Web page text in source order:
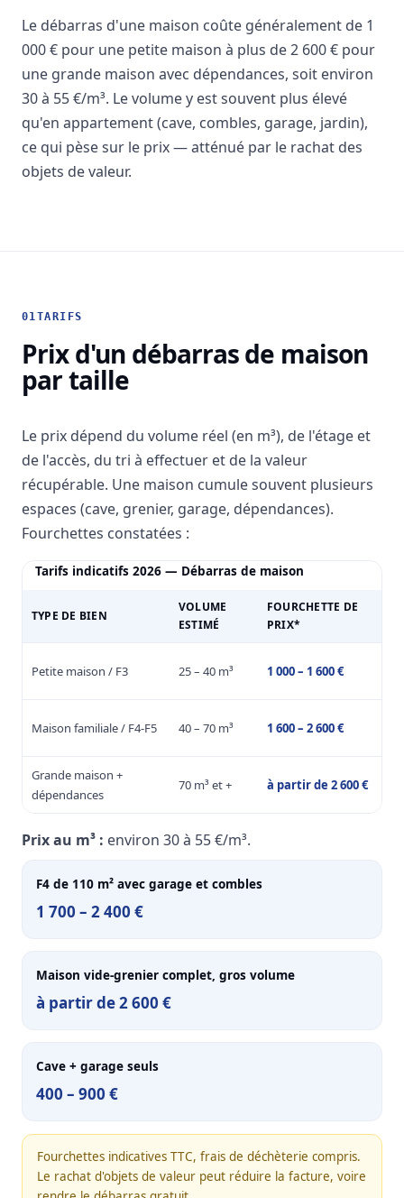
Le débarras d'une maison coûte généralement de 1
000 € pour une petite maison à plus de 2 600 € pour
une grande maison avec dépendances, soit environ
30 à 55 €/m³. Le volume y est souvent plus élevé
qu'en appartement (cave, combles, garage, jardin),
ce qui pèse sur le prix — atténué par le rachat des
objets de valeur.
01TARIFS
Prix d'un débarras de maison
par taille
Le prix dépend du volume réel (en m³), de l'étage et
de l'accès, du tri à effectuer et de la valeur
récupérable. Une maison cumule souvent plusieurs
espaces (cave, grenier, garage, dépendances).
Fourchettes constatées :
Tarifs indicatifs 2026 — Débarras de maison
TYPE DE BIEN
VOLUME
ESTIMÉ
FOURCHETTE DE
PRIX*
Petite maison / F3 25 – 40 m³ 1 000 – 1 600 €
Maison familiale / F4-F5 40 – 70 m³ 1 600 – 2 600 €
Grande maison +
dépendances
70 m³ et + à partir de 2 600 €
Prix au m³ : environ 30 à 55 €/m³.
F4 de 110 m² avec garage et combles
1 700 – 2 400 €
Maison vide-grenier complet, gros volume
à partir de 2 600 €
Cave + garage seuls
400 – 900 €
Fourchettes indicatives TTC, frais de déchèterie compris.
Le rachat d'objets de valeur peut réduire la facture, voire